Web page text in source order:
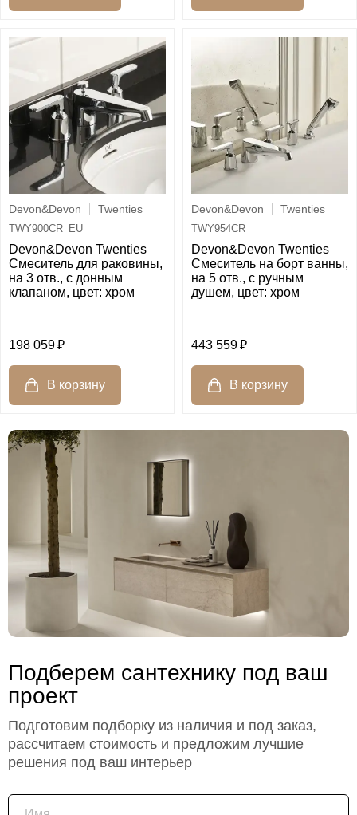
Devon&Devon Twenties
TWY900CR_EU
Devon&Devon Twenties
Смеситель для раковины,
на 3 отв., с донным
клапаном, цвет: хром
198 059
Devon&Devon Twenties
TWY954CR
Devon&Devon Twenties
Смеситель на борт ванны,
на 5 отв., с ручным
душем, цвет: хром
443 559
Подберем сантехнику под ваш
проект
Подготовим подборку из наличия и под заказ,
рассчитаем стоимость и предложим лучшие
решения под ваш интерьер
Имя